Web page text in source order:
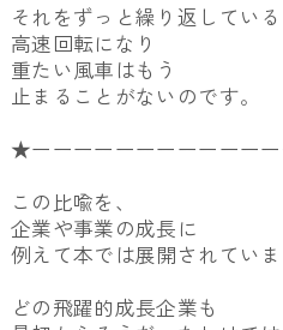
それをずっと繰り返してい
高速回転になり
重たい風車はもう
止まることがないのです。
★ーーーーーーーーーーー
この比喩を、
企業や事業の成長に
例えて本では展開されていま
どの飛躍的成長企業も